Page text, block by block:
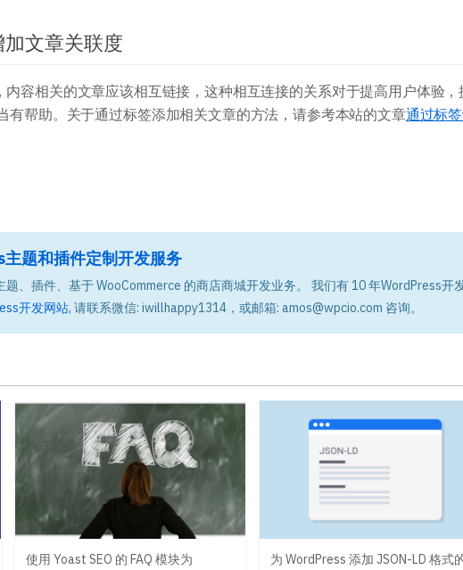
文章关联度
容相关的文章应该相互链接，这种相互连接的关系对于提高用户体验，
有帮助。关于通过标签添加相关文章的方法，请参考本站的文章通过标
题和插件定制开发服务
、插件、基于 WooCommerce 的商店商城开发业务。 我们有 10 年WordPress开
开发网站, 请联系微信: iwillhappy1314，或邮箱: amos@wpcio.com 咨询。
使用 Yoast SEO 的 FAQ 模块为
为 WordPress 添加 JSON-LD 格式